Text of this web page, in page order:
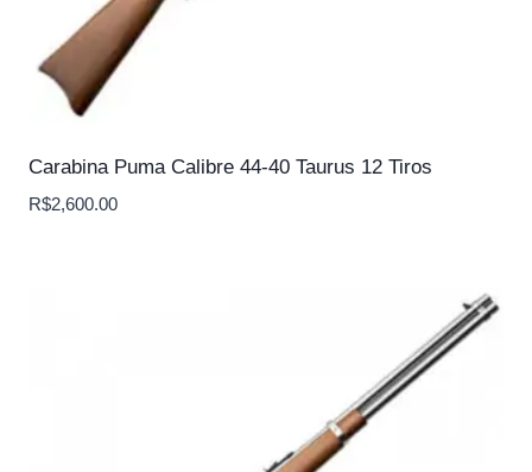
Carabina Puma Calibre 44-40 Taurus 12 Tiros
R$2,600.00